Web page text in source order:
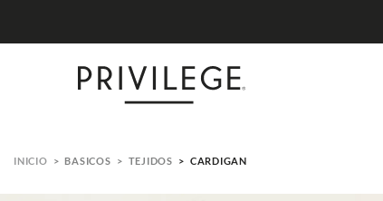
BASICOS TEJIDOS CARDIGAN